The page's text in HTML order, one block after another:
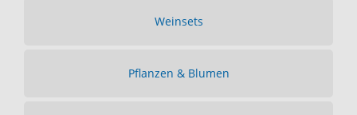
Weinsets
Pflanzen & Blumen